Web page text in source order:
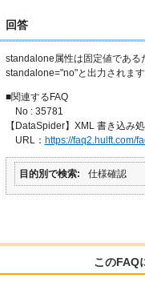
回答
standalone属性は固定値である
standalone="no"と出力されます
■関連するFAQ
No : 35781
【DataSpider】XML 書き込み
URL： https://faq2.hulft.com/
目的別で検索 仕様確認
このFAQ